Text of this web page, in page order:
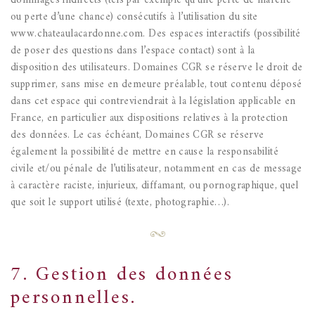
ou perte d’une chance) consécutifs à l’utilisation du site
www.chateaulacardonne.com. Des espaces interactifs (possibilité
de poser des questions dans l’espace contact) sont à la
disposition des utilisateurs. Domaines CGR se réserve le droit de
supprimer, sans mise en demeure préalable, tout contenu déposé
dans cet espace qui contreviendrait à la législation applicable en
France, en particulier aux dispositions relatives à la protection
des données. Le cas échéant, Domaines CGR se réserve
également la possibilité de mettre en cause la responsabilité
civile et/ou pénale de l’utilisateur, notamment en cas de message
à caractère raciste, injurieux, diffamant, ou pornographique, quel
que soit le support utilisé (texte, photographie…).
7. Gestion des données
personnelles.